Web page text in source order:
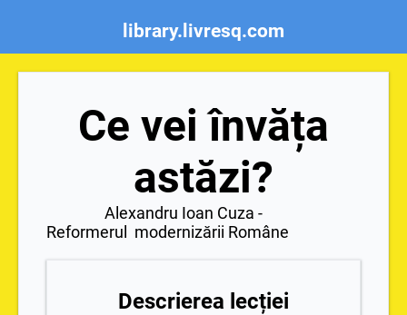
library.livresq.com
Ce vei învăța
astăzi?
Alexandru Ioan Cuza -
Reformerul modernizării Române
Descrierea lecției